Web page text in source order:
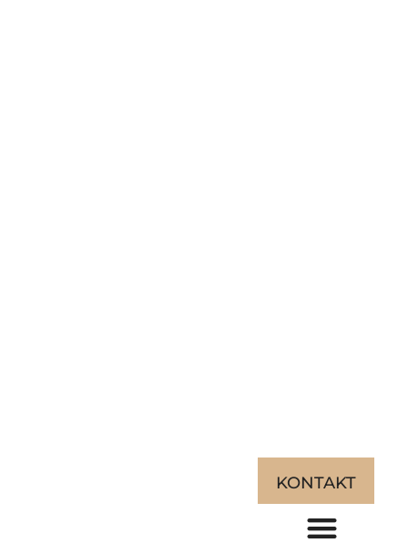
KONTAKT